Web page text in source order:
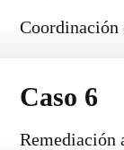
Coordinación
Caso 6
Remediación